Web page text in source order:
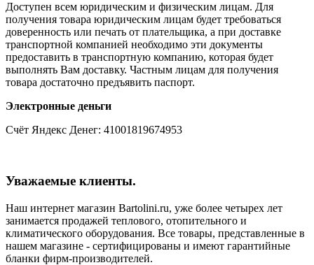
Доступен всем юридическим и физическим лицам. Для
получения товара юридическим лицам будет требоваться
доверенность или печать от плательщика, а при доставке
транспортной компанией необходимо эти документы
предоставить в транспортную компанию, которая будет
выполнять Вам доставку. Частным лицам для получения
товара достаточно предъявить паспорт.
Электронные деньги
Счёт Яндекс Денег: 41001819674953
Уважаемые клиенты.
Наш интернет магазин Bartolini.ru, уже более четырех лет
занимается продажей теплового, отопительного и
климатического оборудования. Все товары, представленные в
нашем магазине - сертифицированы и имеют гарантийные
бланки фирм-производителей.